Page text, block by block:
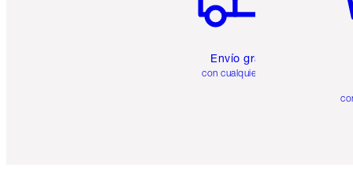
Envío gratuito
con cualquier pedido